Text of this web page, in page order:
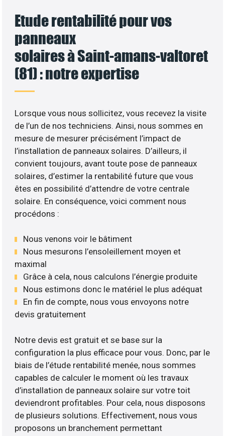
Etude rentabilité pour vos
panneaux
solaires à Saint-amans-valtoret
(81) : notre expertise
Lorsque vous nous sollicitez, vous recevez la visite
de l’un de nos techniciens. Ainsi, nous sommes en
mesure de mesurer précisément l’impact de
l’installation de panneaux solaires. D’ailleurs, il
convient toujours, avant toute pose de panneaux
solaires, d’estimer la rentabilité future que vous
êtes en possibilité d’attendre de votre centrale
solaire. En conséquence, voici comment nous
procédons :
Nous venons voir le bâtiment
Nous mesurons l’ensoleillement moyen et
maximal
Grâce à cela, nous calculons l’énergie produite
Nous estimons donc le matériel le plus adéquat
En fin de compte, nous vous envoyons notre
devis gratuitement
Notre devis est gratuit et se base sur la
configuration la plus efficace pour vous. Donc, par le
biais de l’étude rentabilité menée, nous sommes
capables de calculer le moment où les travaux
d’installation de panneaux solaire sur votre toit
deviendront profitables. Pour cela, nous disposons
de plusieurs solutions. Effectivement, nous vous
proposons un branchement permettant